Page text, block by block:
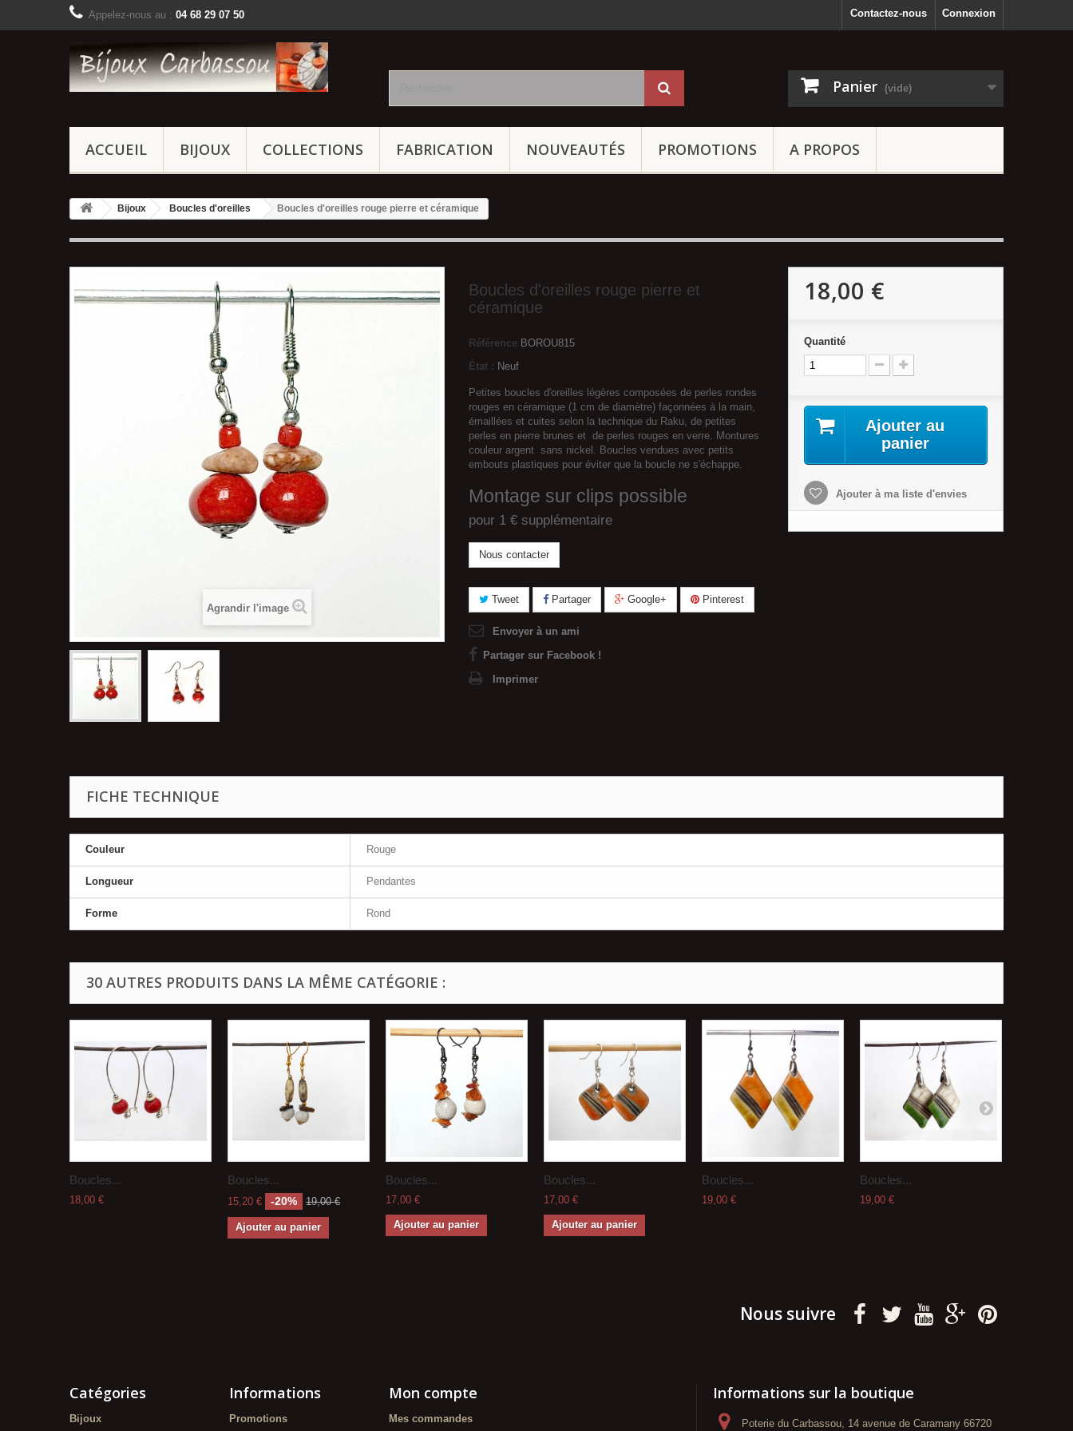
Connexion
Contactez-nous
Appelez-nous au : 04 68 29 07 50
Panier (vide)
ACCUEIL BIJOUX COLLECTIONS FABRICATION NOUVEAUTÉS PROMOTIONS A PROPOS
Bijoux Boucles d'oreilles Boucles d'oreilles rouge pierre et céramique
Agrandir l'image
Boucles d'oreilles rouge pierre et
céramique
Référence BOROU815
État : Neuf
Petites boucles d'oreilles légères composées de perles rondes
rouges en céramique (1 cm de diamètre) façonnées à la main,
émaillées et cuites selon la technique du Raku, de petites
perles en pierre brunes et de perles rouges en verre. Montures
couleur argent sans nickel. Boucles vendues avec petits
embouts plastiques pour éviter que la boucle ne s'échappe.
Montage sur clips possible
pour 1 € supplémentaire
Nous contacter
Tweet Partager Google+ Pinterest
Envoyer à un ami
Partager sur Facebook !
Imprimer
18,00 €
Quantité
Ajouter au
panier
Ajouter à ma liste d'envies
FICHE TECHNIQUE
Couleur Rouge
Longueur Pendantes
Forme Rond
30 AUTRES PRODUITS DANS LA MÊME CATÉGORIE :
Boucles...
18,00 €
Boucles...
15,20 € -20% 19,00 €
Ajouter au panier
Boucles...
17,00 €
Ajouter au panier
Boucles...
17,00 €
Ajouter au panier
Boucles...
19,00 €
Boucles...
19,00 €
Nous suivre
Catégories
Bijoux
Informations
Promotions
Mon compte
Mes commandes
Informations sur la boutique
Poterie du Carbassou, 14 avenue de Caramany 66720